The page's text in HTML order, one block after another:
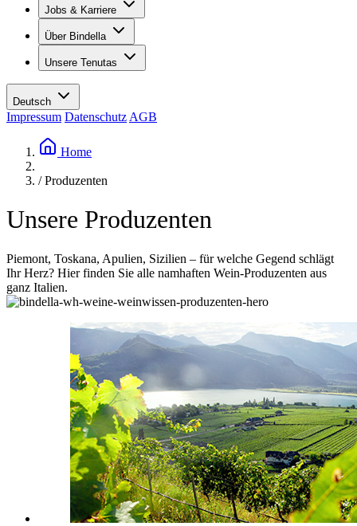
Weinwissen
Jobs & Karriere
Übersicht
Offene Stellen
Ihre Vorteile
Werte
Über Bindella
Geschichte
Les Moby Dicks
Kontakte
Nachhaltigkeit
Unsere Tenutas
Deutsch
Impressum Datenschutz AGB
Home
/ Produzenten
Unsere Produzenten
Piemont, Toskana, Apulien, Sizilien – für welche Gegend schlägt
Ihr Herz? Hier finden Sie alle namhaften Wein-Produzenten aus
ganz Italien.